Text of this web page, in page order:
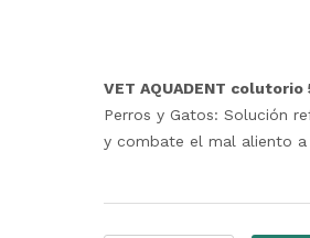
VET AQUADENT colutorio
Perros y Gatos: Solución
y combate el mal aliento